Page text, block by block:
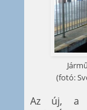
(fotó:
Az új, a